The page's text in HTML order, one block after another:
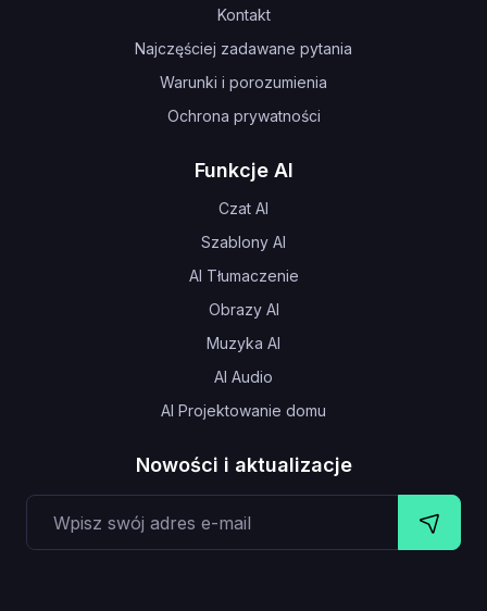
Kontakt
Najczęściej zadawane pytania
Warunki i porozumienia
Ochrona prywatności
Funkcje AI
Czat AI
Szablony AI
AI Tłumaczenie
Obrazy AI
Muzyka AI
AI Audio
AI Projektowanie domu
Nowości i aktualizacje